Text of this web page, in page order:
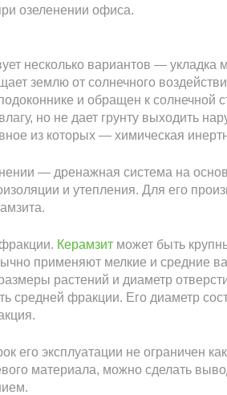
озеленении офиса.
несколько вариантов — укладка
землю от солнечного
и обращен к солнечной
но не дает грунту выходить
из которых — химическая
— дренажная система на
и утепления. Для его
Керамзит может быть
применяют мелкие и средние
растений и диаметр
средней фракции. Его диаметр
его эксплуатации не ограничен
материала, можно сделать